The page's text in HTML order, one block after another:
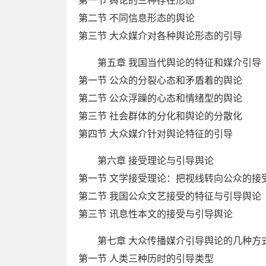
第二节 不同信息形态的舆论
第三节 大众媒介对各种舆论形态的引导
第五章 我国当代舆论的特征和媒介引导
第一节 公众的分裂心态和矛盾着的舆论
第二节 公众浮躁的心态和情绪型的舆论
第三节 社会群体的分化和舆论的分散化
第四节 大众媒介针对舆论特征的引导
第六章 接受理论与引导舆论
第一节 文学接受理论：把视线转向公众的接
第二节 我国公众文艺接受的特征与引导舆论
第三节 讯息性本文的接受与引导舆论
第七章 大众传播媒介引导舆论的几种方
第一节 人类三种历时的引导类型